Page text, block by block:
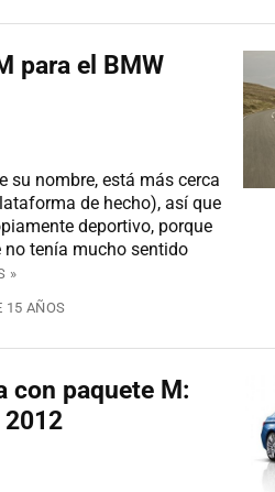
para el BMW
su nombre, está más cerca
de hecho), así que
deportivo, porque
no tenía mucho sentido
»
15 AÑOS
con paquete M:
2012